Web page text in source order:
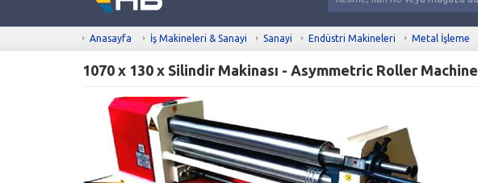
Anasayfa İş Makineleri & Sanayi Sanayi Endüstri Makineleri Metal İşleme
1070 x 130 x Silindir Makinası - Asymmetric Roller Machine